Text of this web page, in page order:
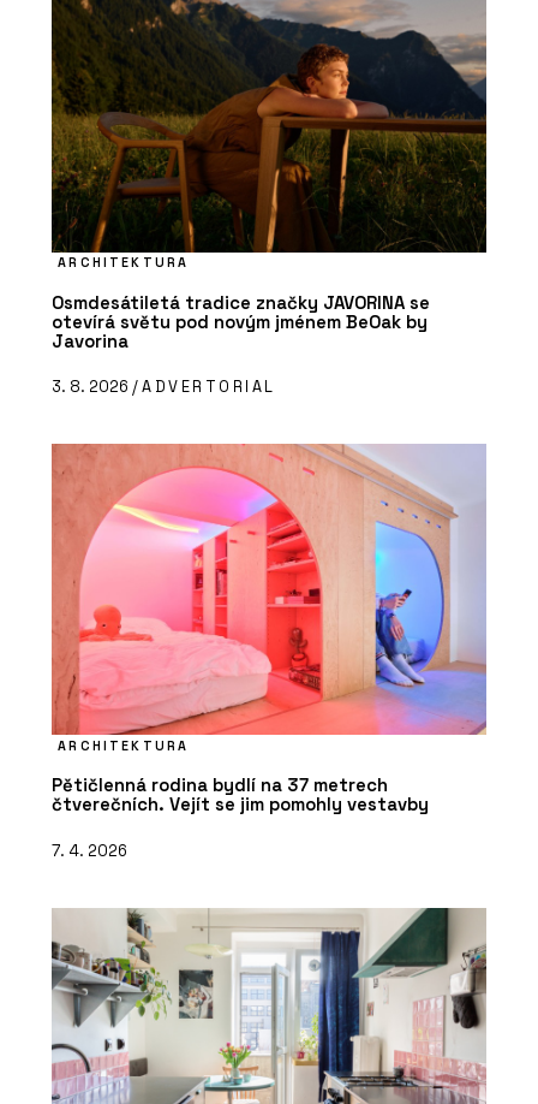
ARCHITEKTURA
Osmdesátiletá tradice značky JAVORINA se
otevírá světu pod novým jménem BeOak by
Javorina
3. 8. 2026 /ADVERTORIAL
ARCHITEKTURA
Pětičlenná rodina bydlí na 37 metrech
čtverečních. Vejít se jim pomohly vestavby
7. 4. 2026